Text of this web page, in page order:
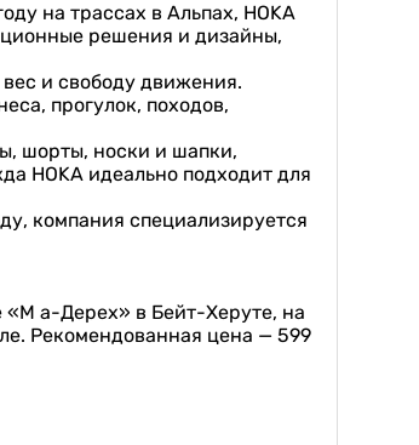
на трассах в Альпах, HOKA
решения и дизайны,
и свободу движения.
прогулок, походов,
шорты, носки и шапки,
HOKA идеально подходит для
компания специализируется
«М а-Дерех» в Бейт-Херуте, на
Рекомендованная цена — 599